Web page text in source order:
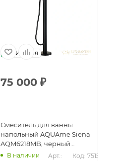
Италия
75 000 ₽
Смеситель для ванны
напольный AQUAme Siena
AQM6218MB, черный
матовый
В наличии
Арт.:
Код: 75151